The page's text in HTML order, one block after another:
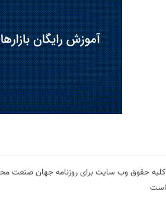
کلیه حقوق وب سایت برای روزنامه جهان صنعت
است